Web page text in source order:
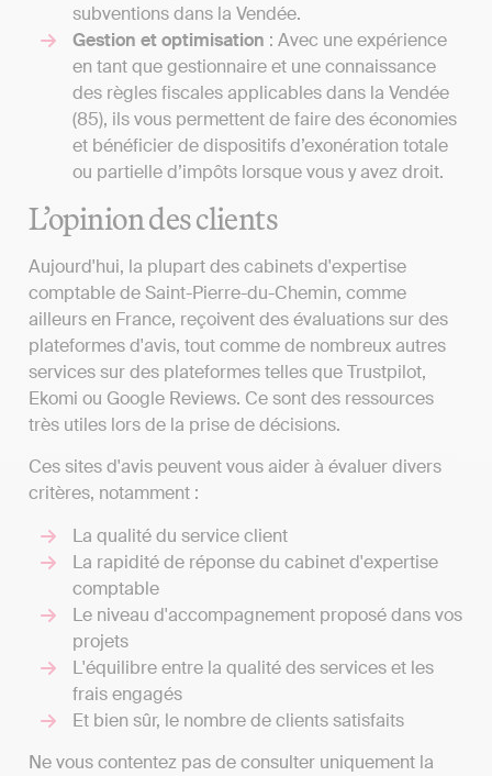
subventions dans la Vendée.
Gestion et optimisation : Avec une expérience
en tant que gestionnaire et une connaissance
des règles fiscales applicables dans la Vendée
(85), ils vous permettent de faire des économies
et bénéficier de dispositifs d’exonération totale
ou partielle d’impôts lorsque vous y avez droit.
L’opinion des clients
Aujourd'hui, la plupart des cabinets d'expertise
comptable de Saint-Pierre-du-Chemin, comme
ailleurs en France, reçoivent des évaluations sur des
plateformes d'avis, tout comme de nombreux autres
services sur des plateformes telles que Trustpilot,
Ekomi ou Google Reviews. Ce sont des ressources
très utiles lors de la prise de décisions.
Ces sites d'avis peuvent vous aider à évaluer divers
critères, notamment :
La qualité du service client
La rapidité de réponse du cabinet d'expertise
comptable
Le niveau d'accompagnement proposé dans vos
projets
L'équilibre entre la qualité des services et les
frais engagés
Et bien sûr, le nombre de clients satisfaits
Ne vous contentez pas de consulter uniquement la